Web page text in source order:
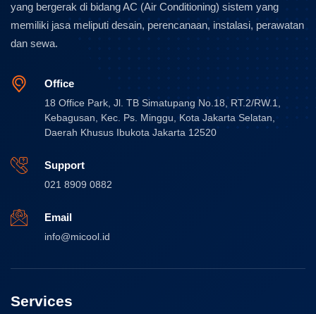
yang bergerak di bidang AC (Air Conditioning) sistem yang
memiliki jasa meliputi desain, perencanaan, instalasi, perawatan
dan sewa.
Office
18 Office Park, Jl. TB Simatupang No.18, RT.2/RW.1,
Kebagusan, Kec. Ps. Minggu, Kota Jakarta Selatan,
Daerah Khusus Ibukota Jakarta 12520
Support
021 8909 0882
Email
info@micool.id
Services